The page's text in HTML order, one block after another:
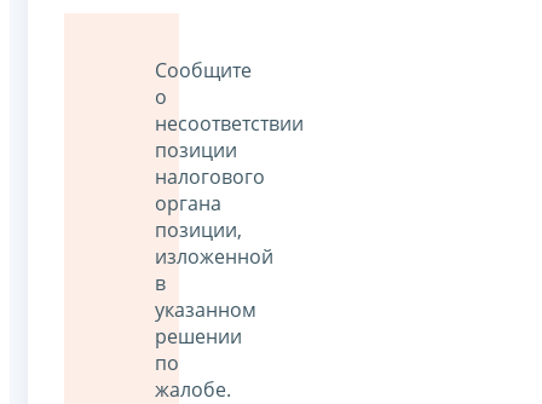
Сообщите
о
несоответствии
позиции
налогового
органа
позиции,
изложенной
в
указанном
решении
по
жалобе.